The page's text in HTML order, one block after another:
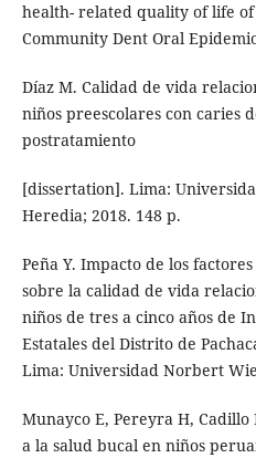
health- related quality of life
Community Dent Oral
Díaz M. Calidad de vida
niños preescolares con caries
postratamiento
[dissertation]. Lima:
Heredia; 2018. 148 p.
Peña Y. Impacto de los
sobre la calidad de vida
niños de tres a cinco años de
Estatales del Distrito de
Lima: Universidad Norbert
Munayco E, Pereyra H,
a la salud bucal en niños